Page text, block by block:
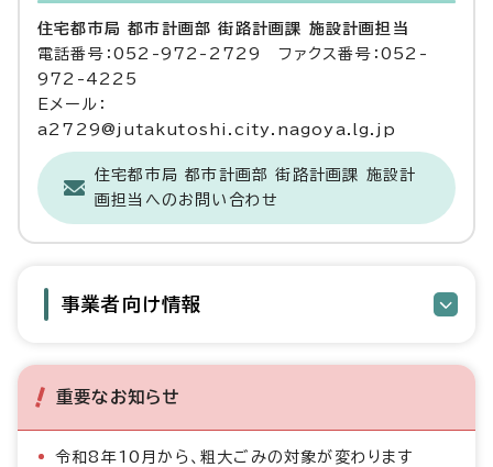
住宅都市局 都市計画部 街路計画課 施設計画担当
電話番号：052-972-2729 ファクス番号：052-
972-4225
Eメール：
a2729@jutakutoshi.city.nagoya.lg.jp
住宅都市局 都市計画部 街路計画課 施設計
画担当へのお問い合わせ
事業者向け情報
重要なお知らせ
令和8年10月から、粗大ごみの対象が変わります